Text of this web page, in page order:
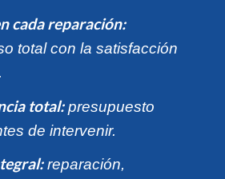
cada reparación:
total con la satisfacción
total:presupuesto
de intervenir.
reparación,